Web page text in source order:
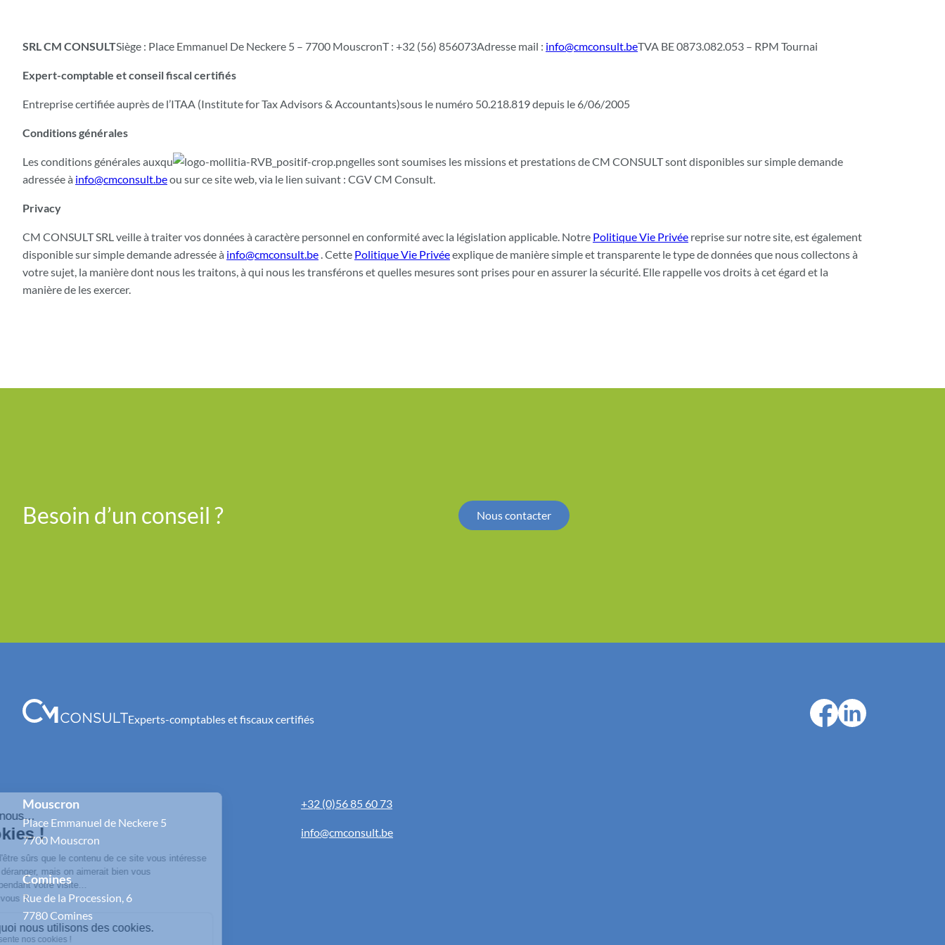
SRL CM CONSULTSiège : Place Emmanuel De Neckere 5 – 7700 MouscronT : +32 (56) 856073Adresse mail : info@cmconsult.beTVA BE 0873.082.053 – RPM Tournai
Expert-comptable et conseil fiscal certifiés
Entreprise certifiée auprès de l’ITAA (Institute for Tax Advisors & Accountants)sous le numéro 50.218.819 depuis le 6/06/2005
Conditions générales
Les conditions générales auxqu
elles sont soumises les missions et prestations de CM CONSULT sont disponibles sur simple demande
adressée à info@cmconsult.beou sur ce site web, via le lien suivant : CGV CM Consult.
Privacy
CM CONSULT SRL veille à traiter vos données à caractère personnel en conformité avec la législation applicable. Notre Politique Vie Privée reprise sur notre site, est également
disponible sur simple demande adressée à info@cmconsult.be . Cette Politique Vie Privéeexplique de manière simple et transparente le type de données que nous collectons à
votre sujet, la manière dont nous les traitons, à qui nous les transférons et quelles mesures sont prises pour en assurer la sécurité. Elle rappelle vos droits à cet égard et la
manière de les exercer.
Besoin d’un conseil ? Nous contacter
Experts-comptables et fiscaux certifiés
Mouscron
Place Emmanuel de Neckere 5
7700 Mouscron
Comines
Rue de la Procession, 6
7780 Comines
+32 (0)56 85 60 73
info@cmconsult.be